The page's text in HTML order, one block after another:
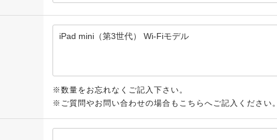
※数量をお忘れなくご記入下さい。
※ご質問やお問い合わせの場合もこちらへご記入ください。